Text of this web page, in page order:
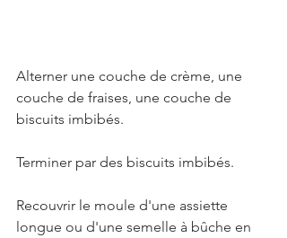
Alterner une couche de crème, une
couche de fraises, une couche de
biscuits imbibés.
Terminer par des biscuits imbibés.
Recouvrir le moule d'une assiette
longue ou d'une semelle à bûche en